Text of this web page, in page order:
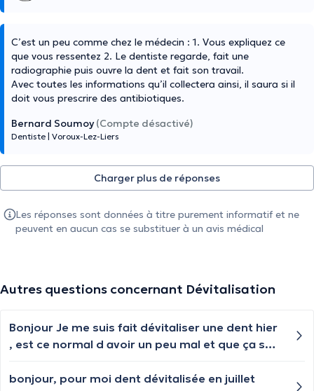
C’est un peu comme chez le médecin : 1. Vous expliquez ce
que vous ressentez 2. Le dentiste regarde, fait une
radiographie puis ouvre la dent et fait son travail.
Avec toutes les informations qu’il collectera ainsi, il saura si il
doit vous prescrire des antibiotiques.
Bernard Soumoy (Compte désactivé)
Dentiste Voroux-Lez-Liers
Charger plus de réponses
Les réponses sont données à titre purement informatif et ne
peuvent en aucun cas se substituer à un avis médical
Autres questions concernant Dévitalisation
Bonjour Je me suis fait dévitaliser une dent hier
, est ce normal d avoir un peu mal et que ça soit
bonjour, pour moi dent dévitalisée en juillet